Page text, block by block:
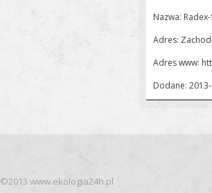
Nazwa:
Adres:
Adres www:
Dodane:
©2013 www.ekologia24h.pl